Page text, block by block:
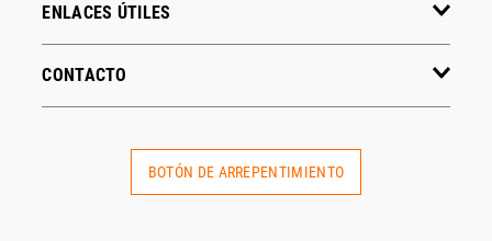
ENLACES ÚTILES
CONTACTO
BOTÓN DE ARREPENTIMIENTO